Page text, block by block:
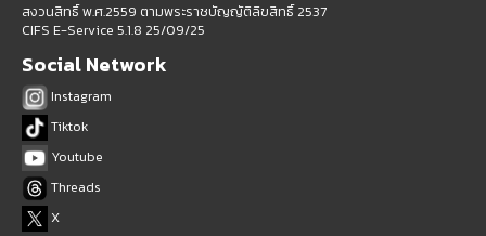
สงวนสิทธิ์ พ.ศ.2559 ตามพระราชบัญญัติลิขสิทธิ์ 2537
CIFS E-Service 5.1.8 25/09/25
Social Network
Instagram
Tiktok
Youtube
Threads
X